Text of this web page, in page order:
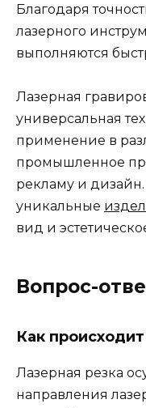
Благодаря
лазерного
выполняются
Лазерная
универсальная
применение в
промышленное
рекламу и дизайн.
уникальные
вид и
Вопрос-
Как
Лазерная резка
направления